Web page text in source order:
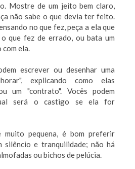
Mostre de um jeito bem claro,
não sabe o que devia ter feito.
no que fez, peça a ela que
que fez de errado, ou bata um
com ela.
escrever ou desenhar uma
explicando como elas
um "contrato". Vocês podem
será o castigo se ela for
muito pequena, é bom preferir
silêncio e tranquilidade; não há
ou bichos de pelúcia.